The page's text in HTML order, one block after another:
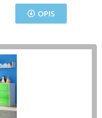
OPIS